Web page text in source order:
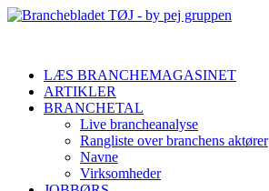
LÆS BRANCHEMAGASINET
ARTIKLER
BRANCHETAL
Live brancheanalyse
Rangliste over branchens aktører
Navne
Virksomheder